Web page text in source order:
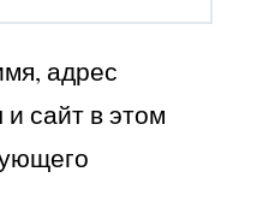
адрес
сайт в этом